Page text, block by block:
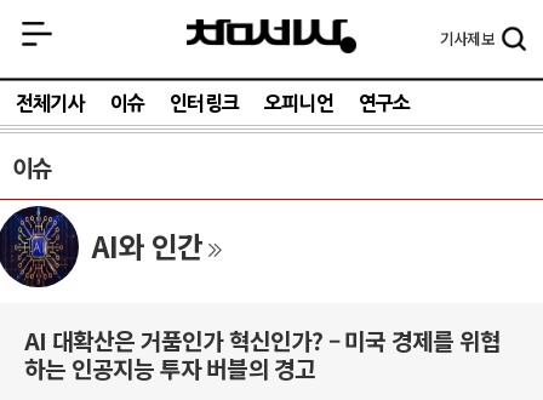
기사제보
전체기사 이슈 인터링크 오피니언 연구소
이슈
AI와 인간
AI 대확산은 거품인가 혁신인가? – 미국 경제를 위협
하는 인공지능 투자 버블의 경고